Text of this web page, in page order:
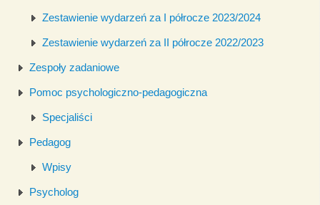
Zestawienie wydarzeń za I półrocze 2023/2024
Zestawienie wydarzeń za II półrocze 2022/2023
Zespoły zadaniowe
Pomoc psychologiczno-pedagogiczna
Specjaliści
Pedagog
Wpisy
Psycholog